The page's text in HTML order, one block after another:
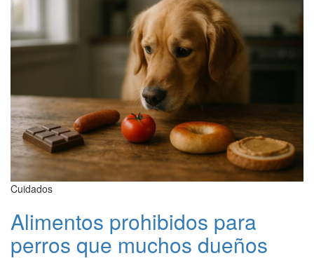
Cuidados
Alimentos prohibidos para
perros que muchos dueños